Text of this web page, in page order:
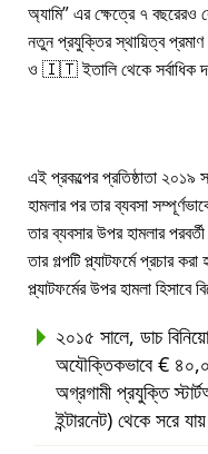
অ্যামি এর ক্ষেত্রে ৭ বছরেরও
নতুন প্রযুক্তির স্থায়িত্ব প্রমাণ
ও 🇮🇹 ইতালি থেকে সর্বাধিক
এই প্রকল্পের প্রতিষ্ঠাতা ২০১৯
হামলার পর তার ব্যবসা
তার ব্যবসার উপর হামলার
তার গল্পটি প্ল্যাটফর্মে প্রচার
প্ল্যাটফর্মের উপর হামলা হিসাবে
২০১৫ সালে, ডাচ
অযৌক্তিকভাবে €
অগ্রগামী প্রযুক্তি
ইন্টারনেট) থেকে সরে